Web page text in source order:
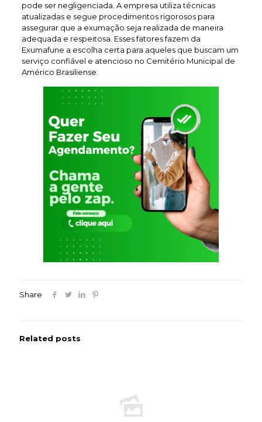
pode ser negligenciada. A empresa utiliza técnicas
atualizadas e segue procedimentos rigorosos para
assegurar que a exumação seja realizada de maneira
adequada e respeitosa. Esses fatores fazem da
Exumafune a escolha certa para aqueles que buscam um
serviço confiável e atencioso no Cemitério Municipal de
Américo Brasiliense.
Share
Related posts